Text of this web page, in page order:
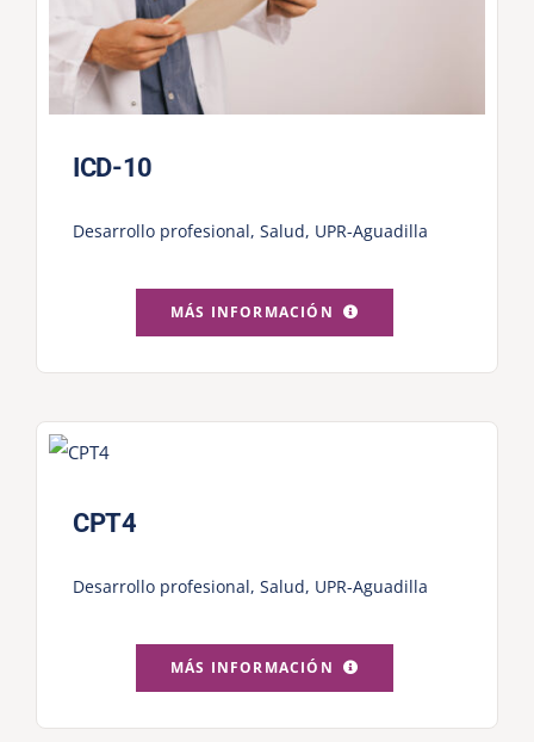
ICD-10
Desarrollo profesional, Salud, UPR-Aguadilla
MÁS INFORMACIÓN
CPT4
Desarrollo profesional, Salud, UPR-Aguadilla
MÁS INFORMACIÓN